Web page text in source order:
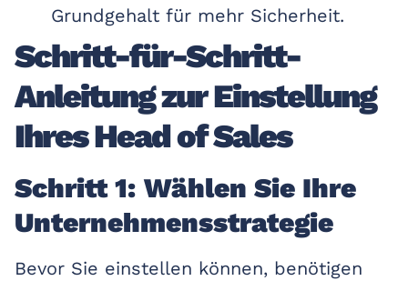
Grundgehalt für mehr Sicherheit.
Schritt-für-Schritt-
Anleitung zur Einstellung
Ihres Head of Sales
Schritt 1: Wählen Sie Ihre
Unternehmensstrategie
Bevor Sie einstellen können, benötigen